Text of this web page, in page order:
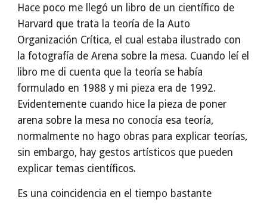
Hace poco me llegó un libro de un científico de
Harvard que trata la teoría de la Auto
Organización Crítica, el cual estaba ilustrado con
la fotografía de Arena sobre la mesa. Cuando leí el
libro me di cuenta que la teoría se había
formulado en 1988 y mi pieza era de 1992.
Evidentemente cuando hice la pieza de poner
arena sobre la mesa no conocía esa teoría,
normalmente no hago obras para explicar teorías,
sin embargo, hay gestos artísticos que pueden
explicar temas científicos.
Es una coincidencia en el tiempo bastante